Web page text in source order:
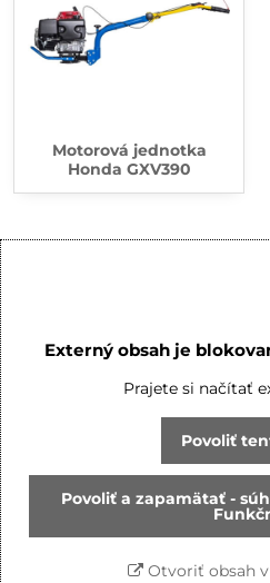
Motorová jednotka
Honda GXV390
Externý obsah je
Prajete si načítať
Povoliť
Povoliť a zapamätať -
Otvoriť obsah